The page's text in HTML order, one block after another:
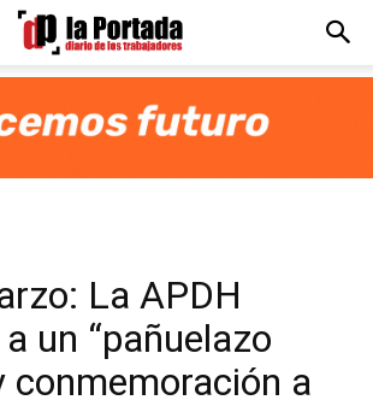
La APDH
un “pañuelazo
conmemoración a